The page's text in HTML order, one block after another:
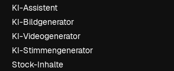
KI-Assistent
KI-Bildgenerator
KI-Videogenerator
KI-Stimmengenerator
Stock-Inhalte